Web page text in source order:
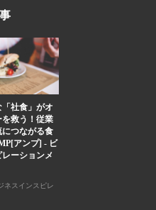
社食」がオ
救う！従業
につながる食
アンプ] - ビ
ーションメ
ネスインスピレ